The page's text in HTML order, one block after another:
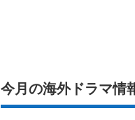
今月の海外ドラマ情